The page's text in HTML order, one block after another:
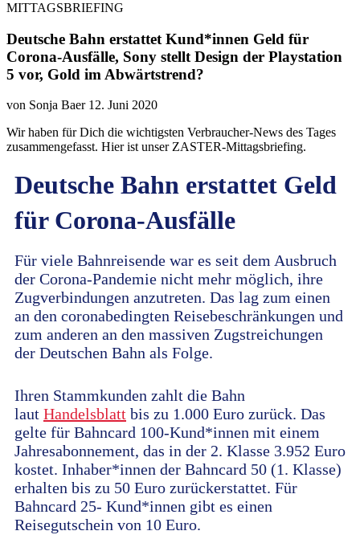
MITTAGSBRIEFING
Deutsche Bahn erstattet Kund*innen Geld für
Corona-Ausfälle, Sony stellt Design der Playstation
5 vor, Gold im Abwärtstrend?
von Sonja Baer 12. Juni 2020
Wir haben für Dich die wichtigsten Verbraucher-News des Tages
zusammengefasst. Hier ist unser ZASTER-Mittagsbriefing.
Deutsche Bahn erstattet Geld
für Corona-Ausfälle
Für viele Bahnreisende war es seit dem Ausbruch
der Corona-Pandemie nicht mehr möglich, ihre
Zugverbindungen anzutreten. Das lag zum einen
an den coronabedingten Reisebeschränkungen und
zum anderen an den massiven Zugstreichungen
der Deutschen Bahn als Folge.
Ihren Stammkunden zahlt die Bahn
laut Handelsblatt bis zu 1.000 Euro zurück. Das
gelte für Bahncard 100-Kund*innen mit einem
Jahresabonnement, das in der 2. Klasse 3.952 Euro
kostet. Inhaber*innen der Bahncard 50 (1. Klasse)
erhalten bis zu 50 Euro zurückerstattet. Für
Bahncard 25- Kund*innen gibt es einen
Reisegutschein von 10 Euro.